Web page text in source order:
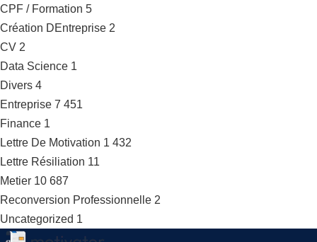
CPF / Formation 5
Création DEntreprise 2
CV 2
Data Science 1
Divers 4
Entreprise 7 451
Finance 1
Lettre De Motivation 1 432
Lettre Résiliation 11
Metier 10 687
Reconversion Professionnelle 2
Uncategorized 1